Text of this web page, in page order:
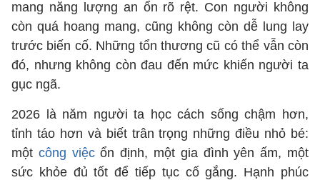
mang năng lượng an ổn rõ rệt. Con người không
còn quá hoang mang, cũng không còn dễ lung lay
trước biến cố. Những tổn thương cũ có thể vẫn còn
đó, nhưng không còn đau đến mức khiến người ta
gục ngã.
2026 là năm người ta học cách sống chậm hơn,
tỉnh táo hơn và biết trân trọng những điều nhỏ bé:
một công việcổn định, một gia đình yên ấm, một
sức khỏe đủ tốt để tiếp tục cố gắng. Hạnh phúc